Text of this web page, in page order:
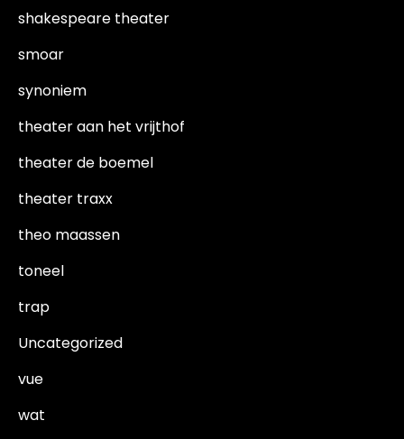
shakespeare theater
smoar
synoniem
theater aan het vrijthof
theater de boemel
theater traxx
theo maassen
toneel
trap
Uncategorized
vue
wat